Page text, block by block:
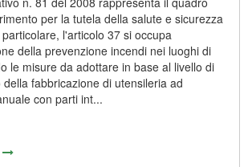
per la tutela della salute e sicurezza
l'articolo 37 si occupa
della prevenzione incendi nei luoghi di
le misure da adottare in base al livello di
della fabbricazione di utensileria ad
con parti int...